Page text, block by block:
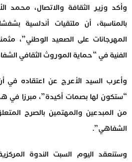
وأكد وزير الثقافة والاتصال، محمد
بالمناسبة، أن ملتقيات أندلسية
المهرجانات على الصعيد الوطني”،
الفنية في “حماية الموروث الثقافي
وأعرب السيد الأعرج عن اعتقاده في
“ستكون لها بصمات أكيدة”، مبرزا في
من المبدعين والمهتمين بالصرح
الشفاهي”.
وستنعقد اليوم السبت الندوة